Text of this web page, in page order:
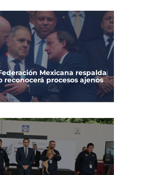
Mexicana respalda
reconocerá procesos ajenos